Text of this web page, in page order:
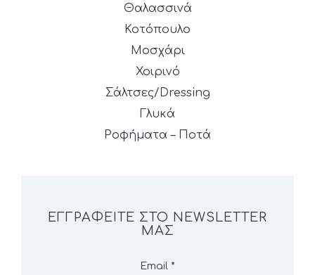
Θαλασσινά
Κοτόπουλο
Μοσχάρι
Χοιρινό
Σάλτσες/Dressing
Γλυκά
Ροφήματα – Ποτά
ΕΓΓΡΑΦΕΊΤΕ ΣΤΟ NEWSLETTER
ΜΑΣ
Email *